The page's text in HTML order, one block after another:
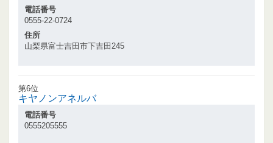
電話番号
0555-22-0724
住所
山梨県富士吉田市下吉田245
第6位
キヤノンアネルバ
電話番号
0555205555